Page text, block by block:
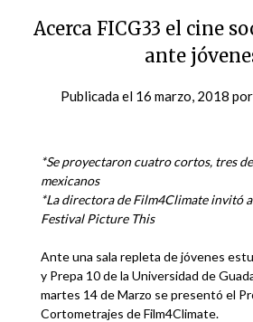
Acerca FICG33 el cine
ante
Publicada el 16 marzo, 2018 por
*Se proyectaron cuatro cortos, tres
mexicanos
*La directora de Film4Climate invitó
Festival Picture This
Ante una sala repleta de jóvenes
y Prepa 10 de la Universidad de
martes 14 de Marzo se presentó el
Cortometrajes de Film4Climate.